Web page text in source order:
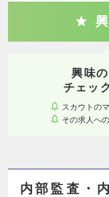
興味
チェッ
スカウトの
その求人へ
内部監査・